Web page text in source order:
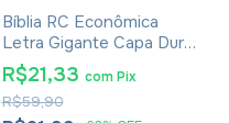
Bíblia RC Econômica
Letra Gigante Capa Dura
Com Harpa E Corinhos
Leão Rei dos Reis
R$59,90
R$21,33 com Pix